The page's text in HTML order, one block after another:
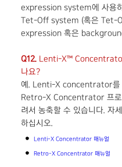
expression system에 사용
Tet-Off system (혹은 Tet-
expression 혹은
Q12.Lenti-X™ Concentrator
나요?
예. Lenti-X concentrator를
Retro-X Concentrator 프
려서 농축할 수 있습니다. 자
하십시오.
Lenti-X Concentrator 매뉴얼
Retro-X Concentrator 매뉴얼